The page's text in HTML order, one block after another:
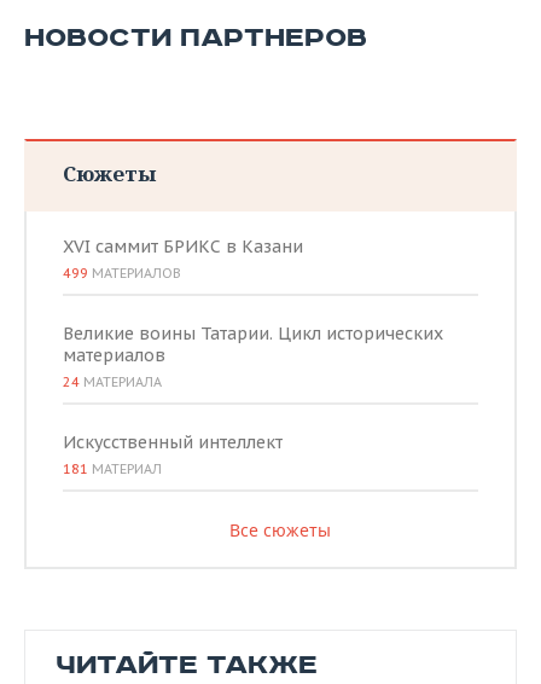
НОВОСТИ ПАРТНЕРОВ
Сюжеты
XVI саммит БРИКС в Казани
499 МАТЕРИАЛОВ
Великие воины Татарии. Цикл исторических
материалов
24 МАТЕРИАЛА
Искусственный интеллект
181 МАТЕРИАЛ
Все сюжеты
ЧИТАЙТЕ ТАКЖЕ